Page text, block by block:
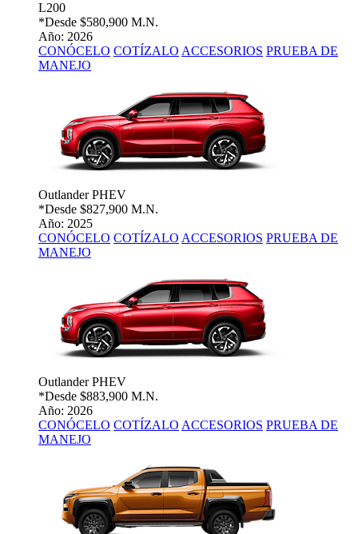
L200
*Desde $580,900 M.N.
Año: 2026
CONÓCELO COTÍZALO ACCESORIOS PRUEBA DE
MANEJO
Outlander PHEV
*Desde $827,900 M.N.
Año: 2025
CONÓCELO COTÍZALO ACCESORIOS PRUEBA DE
MANEJO
Outlander PHEV
*Desde $883,900 M.N.
Año: 2026
CONÓCELO COTÍZALO ACCESORIOS PRUEBA DE
MANEJO